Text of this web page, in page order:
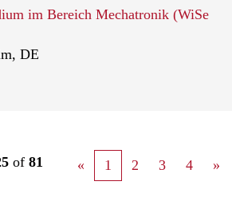
im Bereich Mechatronik (WiSe
DE
of 81 « 1 2 3 4 »